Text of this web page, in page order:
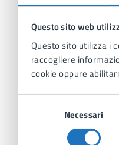
Questo sito web
Questo sito utilizza i
raccogliere
cookie oppure
Necessari